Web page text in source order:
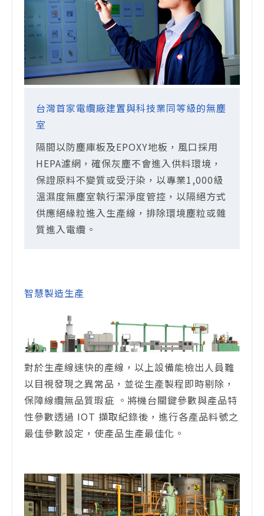
台灣首家電纜廠建置與科技業同等級的無塵
室
隔間以防塵庫板及EPOXY地板，風口採用
HEPA濾網，確保灰塵不會進入供料環境，
保證原料不變質或受汙染，以專業1,000級
溫濕度無塵室執行潔淨度管控，以隔絕方式
供應絕緣粒進入生產線，排除環境塵粒或雜
質進入電纜。
智慧製造生產
對於生產線速快的產線，以上設備能檢出人員難
以目視發現之異常品，並從生產製程即時剔除，
保障線纜無品質瑕疵 。將機台關鍵參數與產品特
性參數透過 IOT 擷取紀錄後，進行各產品料號之
最佳參數設定，使產品生產最佳化。